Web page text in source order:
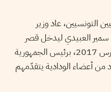
التونسيين، عاد وزير
سمير العبيدي ليدخل قصر
قرطاج في لقاء جمعه يوم 09 مارس 2017، برئيس الجمهورية
من أعضاء الودادية يتقدّمهم